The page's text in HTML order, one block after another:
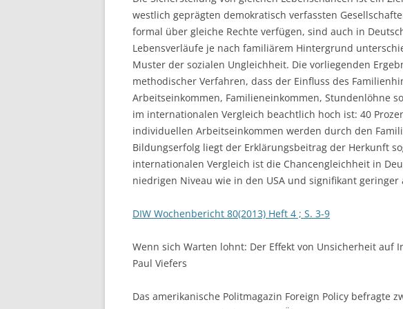
LEUPHANA UNIVERSITY
SDU
TU HAMBURG HARBURG
UNIVERSITY OF HAMBURG – BWL
UNIVERSITY OF HAMBURG – WISO
ARCHIVE
westlich geprägten demokratisch verfassten
formal über gleiche Rechte verfügen, sind auch in
Lebensverläufe je nach familiärem Hintergrund
Muster der sozialen Ungleichheit. Die vorliegenden
methodischer Verfahren, dass der Einfluss des
Arbeitseinkommen, Familieneinkommen, Stundenlöhne
im internationalen Vergleich beachtlich hoch ist: 40
individuellen Arbeitseinkommen werden durch den
Bildungserfolg liegt der Erklärungsbeitrag der Herkunft
internationalen Vergleich ist die Chancengleichheit in
niedrigen Niveau wie in den USA und signifikant geringer
DIW Wochenbericht 80(2013) Heft 4 ; S. 3-9
Wenn sich Warten lohnt: Der Effekt von Unsicherheit auf
Paul Viefers
Das amerikanische Politmagazin Foreign Policy befragte